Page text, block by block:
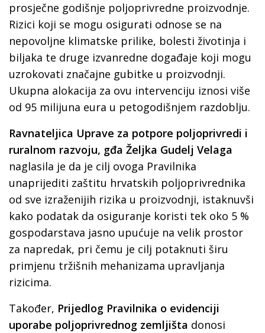
prosječne godišnje poljoprivredne proizvodnje.
Rizici koji se mogu osigurati odnose se na
nepovoljne klimatske prilike, bolesti životinja i
biljaka te druge izvanredne događaje koji mogu
uzrokovati značajne gubitke u proizvodnji.
Ukupna alokacija za ovu intervenciju iznosi više
od 95 milijuna eura u petogodišnjem razdoblju.
Ravnateljica Uprave za potpore poljoprivredi i
ruralnom razvoju, gđa Željka Gudelj Velaga
naglasila je da je cilj ovoga Pravilnika
unaprijediti zaštitu hrvatskih poljoprivrednika
od sve izraženijih rizika u proizvodnji, istaknuvši
kako podatak da osiguranje koristi tek oko 5 %
gospodarstava jasno upućuje na velik prostor
za napredak, pri čemu je cilj potaknuti širu
primjenu tržišnih mehanizama upravljanja
rizicima.
Također, Prijedlog Pravilnika o evidenciji
uporabe poljoprivrednog zemljišta donosi